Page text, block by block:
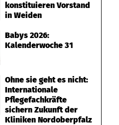
konstituieren Vorstand
in Weiden
Babys 2026:
Kalenderwoche 31
Ohne sie geht es nicht:
Internationale
Pflegefachkräfte
sichern Zukunft der
Kliniken Nordoberpfalz